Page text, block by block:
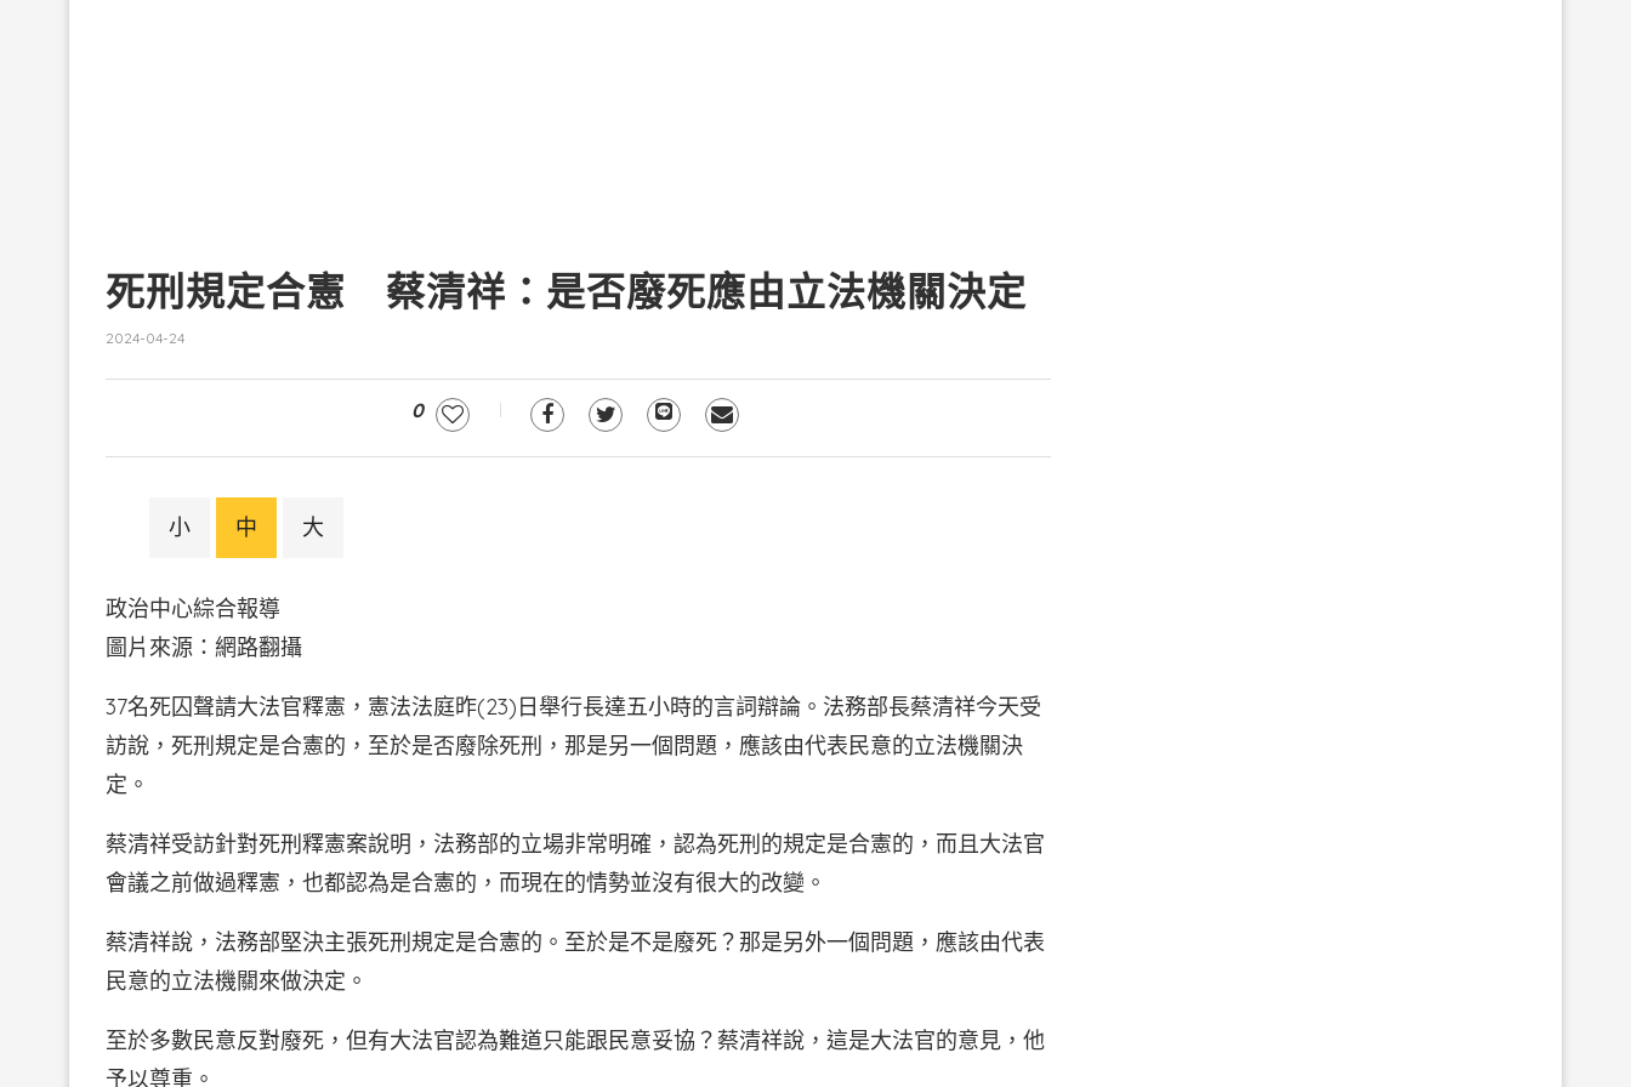
死刑規定合憲 蔡清祥：是否廢死應由立法機關決定
2024-04-24
0
小 中 大
政治中心綜合報導
圖片來源：網路翻攝
37名死囚聲請大法官釋憲，憲法法庭昨(23)日舉行長達五小時的言詞辯論。法務部長蔡清祥今天受
訪說，死刑規定是合憲的，至於是否廢除死刑，那是另一個問題，應該由代表民意的立法機關決
定。
蔡清祥受訪針對死刑釋憲案說明，法務部的立場非常明確，認為死刑的規定是合憲的，而且大法官
會議之前做過釋憲，也都認為是合憲的，而現在的情勢並沒有很大的改變。
蔡清祥說，法務部堅決主張死刑規定是合憲的。至於是不是廢死？那是另外一個問題，應該由代表
民意的立法機關來做決定。
至於多數民意反對廢死，但有大法官認為難道只能跟民意妥協？蔡清祥說，這是大法官的意見，他
予以尊重。